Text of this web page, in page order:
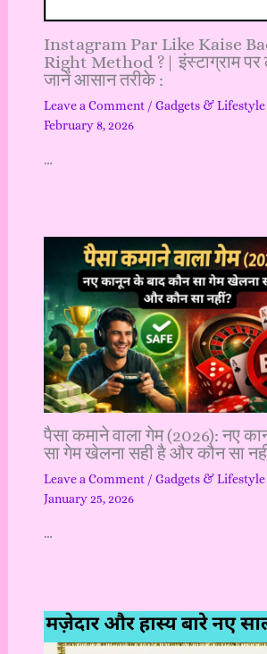
Instagram Par Like Kaise
Right Method ?| इंस्टाग्राम पर
जानें आसान तरीके :
Leave a Comment / Gadgets & Lifestyle
February 8, 2026
…
पैसा कमाने वाला गेम (2026): नए
सा गेम खेलना सही है और कौन सा
Leave a Comment / Gadgets & Lifestyle
January 25, 2026
…